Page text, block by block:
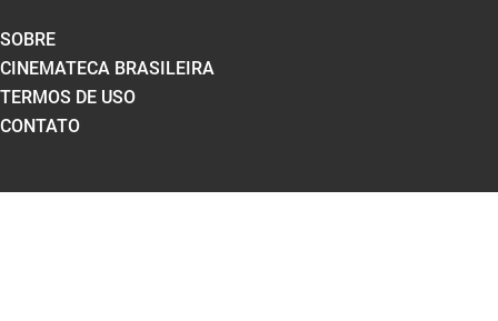
SOBRE
CINEMATECA BRASILEIRA
TERMOS DE USO
CONTATO